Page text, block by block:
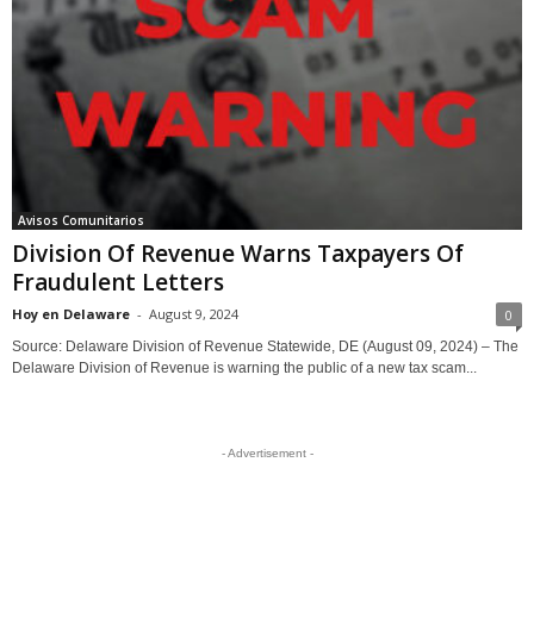
Avisos Comunitarios
Division Of Revenue Warns Taxpayers Of
Fraudulent Letters
Hoy en Delaware - August 9, 2024 0
Source: Delaware Division of Revenue Statewide, DE (August 09, 2024) – The
Delaware Division of Revenue is warning the public of a new tax scam...
- Advertisement -